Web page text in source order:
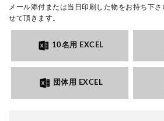
メール添付または当日印刷した物をお持ち下
せて頂きます。
10名用 EXCEL
団体用 EXCEL